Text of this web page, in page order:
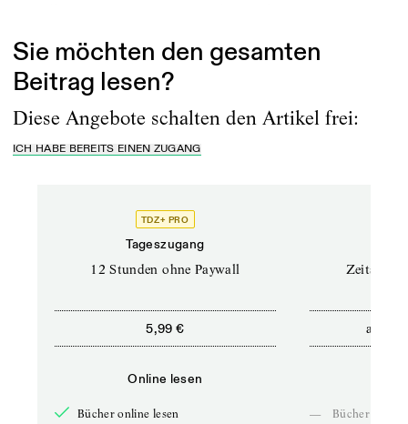
Sie möchten den gesamten
Beitrag lesen?
Diese Angebote schalten den Artikel frei:
ICH HABE BEREITS EINEN ZUGANG
TDZ+ PRO
Tageszugang
12 Stunden ohne Paywall
5,99 €
Online lesen
Bücher online lesen
ab
— Bücher online